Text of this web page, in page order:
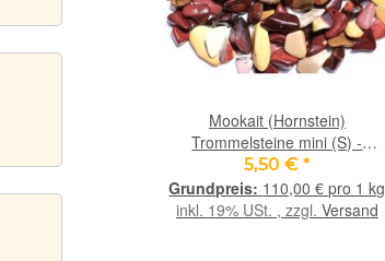
Mookait (Hornstein)
Trommelsteine mini (S) -
Sonderqualität - ca. 1 - 2,5 cm /
ca. 50 g
5,50 € *
110,00 € pro 1 kg
inkl. 19% USt. , zzgl. Versand